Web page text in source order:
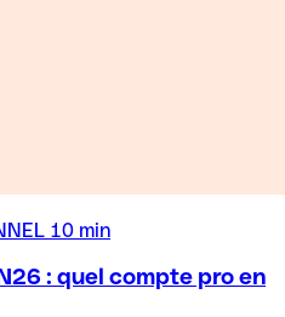
10 min
: quel compte pro en